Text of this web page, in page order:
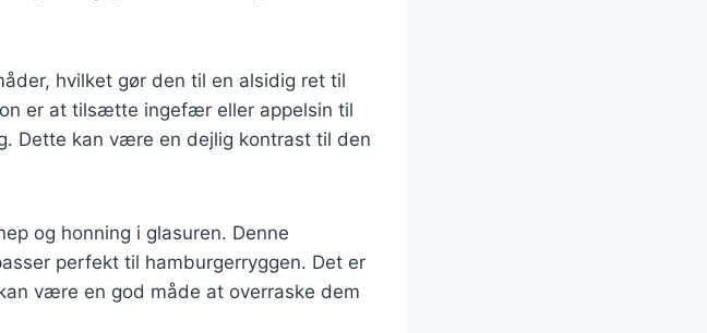
hvilket gør den til en alsidig ret til
er at tilsætte ingefær eller appelsin til
Dette kan være en dejlig kontrast til den
og honning i glasuren. Denne
perfekt til hamburgerryggen. Det er
være en god måde at overraske dem